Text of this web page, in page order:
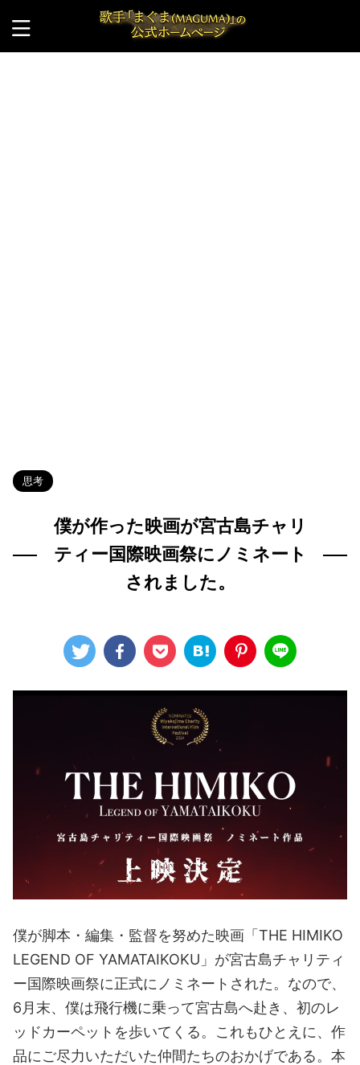
思考
僕が作った映画が宮古島チャリ
ティー国際映画祭にノミネート
されました。
僕が脚本・編集・監督を努めた映画「THE HIMIKO
LEGEND OF YAMATAIKOKU」が宮古島チャリティ
ー国際映画祭に正式にノミネートされた。なので、
6月末、僕は飛行機に乗って宮古島へ赴き、初のレ
ッドカーペットを歩いてくる。これもひとえに、作
品にご尽力いただいた仲間たちのおかげである。本